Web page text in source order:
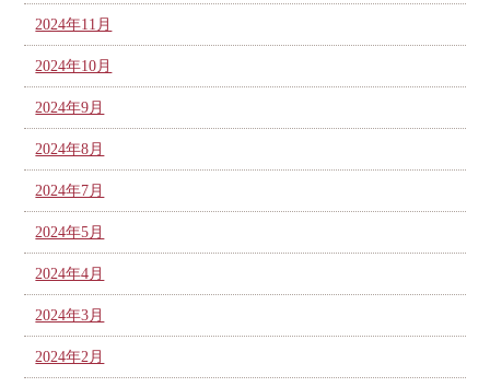
2024年11月
2024年10月
2024年9月
2024年8月
2024年7月
2024年5月
2024年4月
2024年3月
2024年2月